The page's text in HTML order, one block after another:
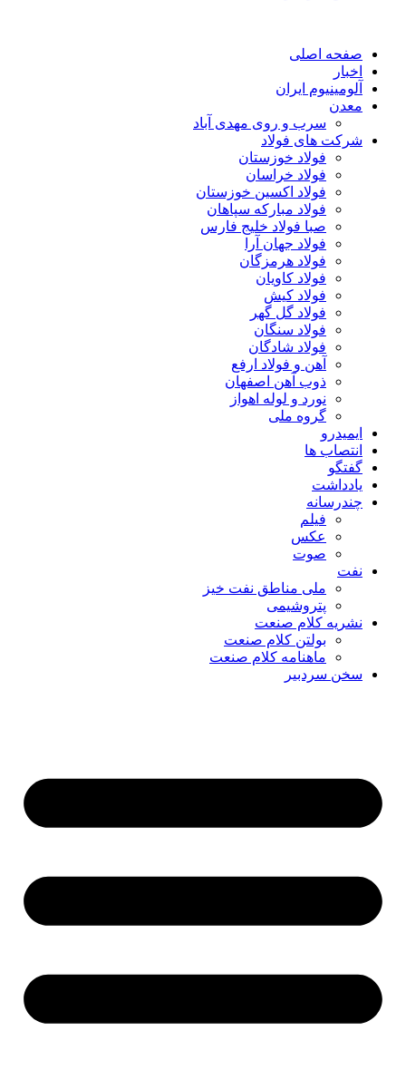
صفحه اصلی
اخبار
آلومینیوم ایران
معدن
سرب و روی مهدی آباد
شرکت های فولاد
فولاد خوزستان
فولاد خراسان
فولاد اکسین خوزستان
فولاد مبارکه سپاهان
صبا فولاد خلیج فارس
فولاد جهان آرا
فولاد هرمزگان
فولاد کاویان
فولاد کیش
فولاد گل گهر
فولاد سنگان
فولاد شادگان
آهن و فولاد ارفع
ذوب آهن اصفهان
نورد و لوله اهواز
گروه ملی
ایمیدرو
انتصاب ها
گفتگو
یادداشت
چندرسانه
فیلم
عکس
صوت
نفت
ملی مناطق نفت خیز
پتروشیمی
نشریه کلام صنعت
بولتن کلام صنعت
ماهنامه کلام صنعت
سخن سردبیر